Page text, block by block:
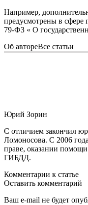
Например,
предусмотрены в сфере
79-ФЗ « О
Об автореВсе статьи
Юрий Зорин
С отличием закончил
Ломоносова. С 2006
праве, оказании
ГИБДД.
Комментарии к статье
Оставить комментарий
Ваш e-mail не будет